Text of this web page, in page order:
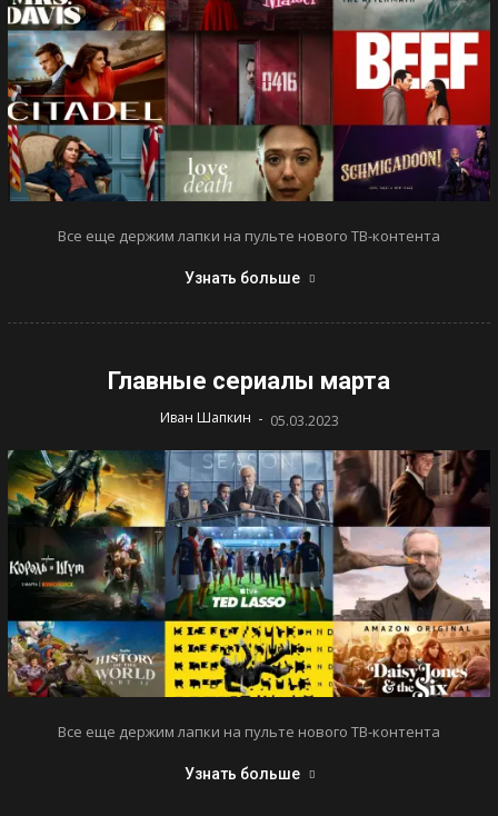
Все еще держим лапки на пульте нового ТВ-контента
Узнать больше
Главные сериалы марта
Иван Шапкин - 05.03.2023
Все еще держим лапки на пульте нового ТВ-контента
Узнать больше